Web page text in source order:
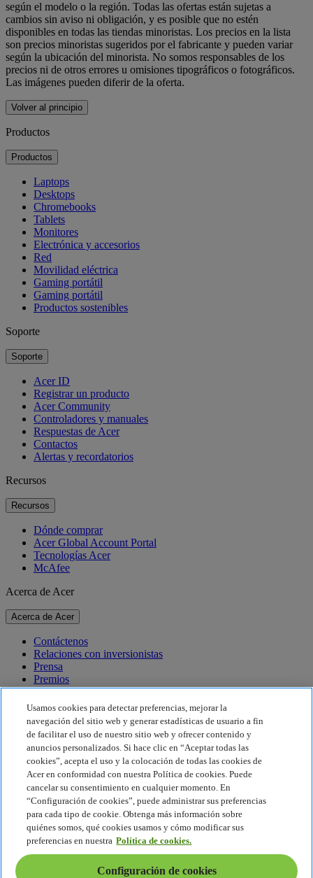
según el modelo o la región. Todas las ofertas están sujetas a
cambios sin aviso ni obligación, y es posible que no estén
disponibles en todas las tiendas minoristas. Los precios en la lista
son precios minoristas sugeridos por el fabricante y pueden variar
según la ubicación del minorista. No somos responsables de los
precios ni de otros errores u omisiones tipográficos o fotográficos.
Las imágenes pueden diferir de la oferta.
Volver al principio
Productos
Productos
Laptops
Desktops
Chromebooks
Tablets
Monitores
Electrónica y accesorios
Red
Movilidad eléctrica
Gaming portátil
Gaming portátil
Productos sostenibles
Soporte
Soporte
Acer ID
Registrar un producto
Acer Community
Controladores y manuales
Respuestas de Acer
Contactos
Alertas y recordatorios
Recursos
Recursos
Dónde comprar
Acer Global Account Portal
Tecnologías Acer
McAfee
Acerca de Acer
Acerca de Acer
Contáctenos
Relaciones con inversionistas
Prensa
Premios
Eventos
Sostenibilidad
Sostenibilidad
Responsabilidad social corporativa
Huella de carbono del producto
Proyecto Humanity
Earthion
Política de privacidad
Política de cookies
Aviso legal
Información legal adicional
Usamos cookies para detectar preferencias, mejorar la
navegación del sitio web y generar estadísticas de usuario a fin
de facilitar el uso de nuestro sitio web y ofrecer contenido y
anuncios personalizados. Si hace clic en “Aceptar todas las
cookies”, acepta el uso y la colocación de todas las cookies de
Acer en conformidad con nuestra Política de cookies. Puede
cancelar su consentimiento en cualquier momento. En
“Configuración de cookies”, puede administrar sus preferencias
para cada tipo de cookie. Obtenga más información sobre
quiénes somos, qué cookies usamos y cómo modificar sus
preferencias en nuestra Política de cookies.
Configuración de cookies